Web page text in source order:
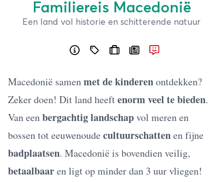
Familiereis Macedonië
Een land vol historie en schitterende natuur
Macedonië samenmet de kinderenontdekken?
Zeker doen! Dit land heeftenorm veel te bieden.
Van eenbergachtig landschapvol meren en
bossen tot eeuwenoudecultuurschattenen fijne
badplaatsen. Macedonië is bovendien veilig,
betaalbaaren ligt op minder dan 3 uur vliegen!